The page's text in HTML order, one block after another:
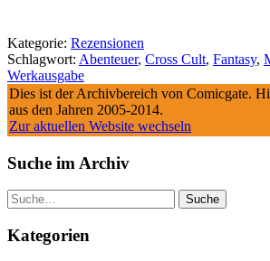
Kategorie: Rezensionen
Schlagwort: Abenteuer, Cross Cult, Fantasy,
Werkausgabe
Dies ist der Archivbereich von Comicgate.
aus den Jahren 2005-2014.
Zur aktuellen Website wechseln
Suche im Archiv
Suche
Kategorien